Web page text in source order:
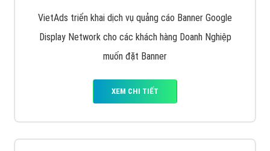
VietAds triển khai dịch vụ quảng cáo Banner Google
Display Network cho các khách hàng Doanh Nghiệp
muốn đặt Banner
XEM CHI TIẾT